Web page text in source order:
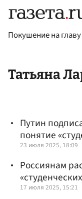
Покушение на
Татьяна
Путин
понятие
23 июля 2025, 18:09
Россиянам
17 июля 2025, 15:21